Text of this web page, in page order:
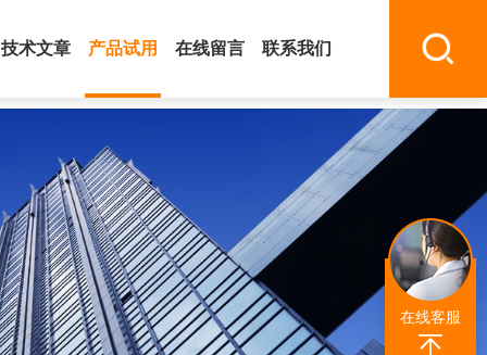
技术文章 产品试用 在线留言 联系我们
在线客服